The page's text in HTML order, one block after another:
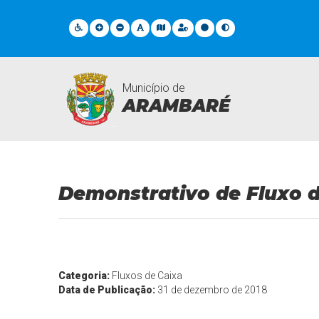
Município de
ARAMBARÉ
Legislações
Demonstrativo de Fluxo
Categoria: Fluxos de Caixa
Data de Publicação: 31 de dezembro de 2018